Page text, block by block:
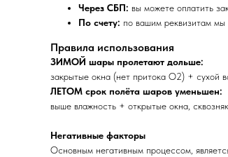
Через СБП: вы можете оплатить
По счету: по вашим реквизитам мы
Правила использования
ЗИМОЙ шары пролетают дольше:
закрытые окна (нет притока O2) + сухой
ЛЕТОМ срок полёта шаров уменьшен:
выше влажность + открытые окна,
Негативные факторы
Основным негативным процессом,